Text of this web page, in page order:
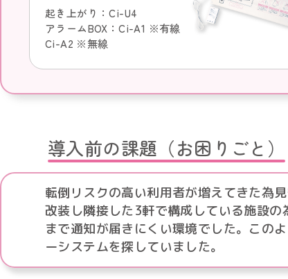
起き上がり：Ci-U4
アラームBOX：Ci-A1 ※有線
Ci-A2 ※無線
導入前の課題（お困りごと）
転倒リスクの高い利用者が増えてきた為
改装し隣接した3軒で構成している施設
まで通知が届きにくい環境でした。この
ーシステムを探していました。